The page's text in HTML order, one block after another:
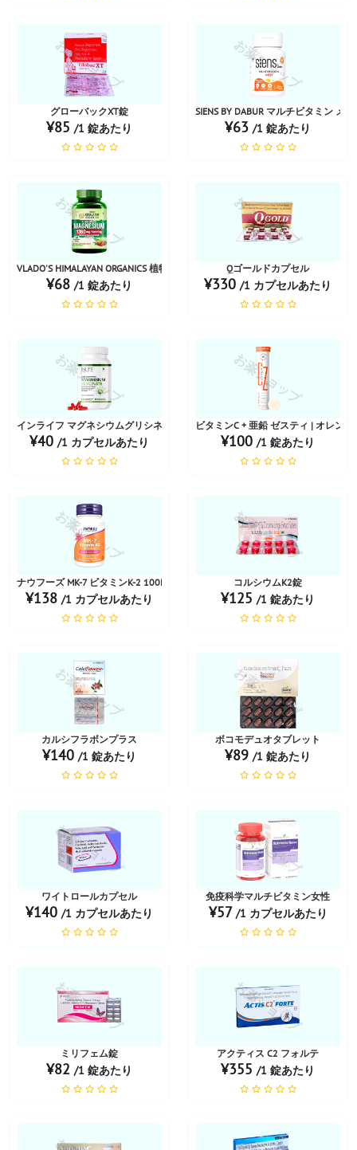
お薬ショップ
グローバックXT錠
¥85 /1 錠あたり
お薬ショップ
SIENS BY DABUR マルチビタミン メン
¥63 /1 錠あたり
お薬ショップ
VLADO'S HIMALAYAN ORGANICS 植物由来マグネシウム 1360mg
¥68 /1 錠あたり
お薬ショップ
Qゴールドカプセル
¥330 /1 カプセルあたり
お薬ショップ
インライフ マグネシウムグリシネート
¥40 /1 カプセルあたり
お薬ショップ
ビタミンC + 亜鉛 ゼスティ | オレンジ
¥100 /1 錠あたり
お薬ショップ
ナウフーズ MK-7 ビタミンK-2 100MCG ベジカプセル
¥138 /1 カプセルあたり
お薬ショップ
コルシウムK2錠
¥125 /1 錠あたり
お薬ショップ
カルシフラボンプラス
¥140 /1 錠あたり
お薬ショップ
ボコモデュオタブレット
¥89 /1 錠あたり
お薬ショップ
ワイトロールカプセル
¥140 /1 カプセルあたり
お薬ショップ
免疫科学マルチビタミン女性
¥57 /1 カプセルあたり
お薬ショップ
ミリフェム錠
¥82 /1 錠あたり
お薬ショップ
アクティス C2 フォルテ
¥355 /1 錠あたり